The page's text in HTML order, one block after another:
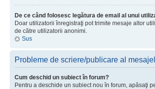
De ce când folosesc legătura de email al unui
Doar utilizatorii înregistraţi pot trimite mesaje altor
de către utilizatorii anonimi.
Sus
Probleme de scriere/publicare al
Cum deschid un subiect în forum?
Pentru a deschide un subiect nou în forum, apăsaţi